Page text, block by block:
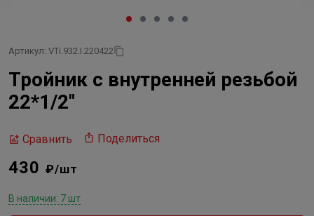
Артикул: VTi.932.I.220422
Тройник с внутренней резьбой
22*1/2"
Сравнить Поделиться
430 ₽/шт
В наличии: 7 шт